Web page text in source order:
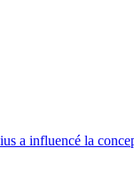
a influencé la